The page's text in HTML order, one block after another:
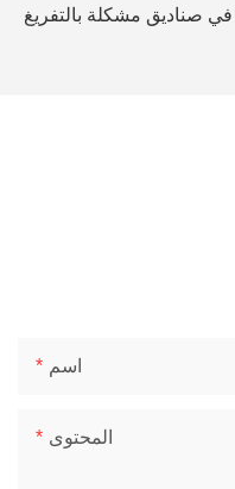
اسم
المحتوى